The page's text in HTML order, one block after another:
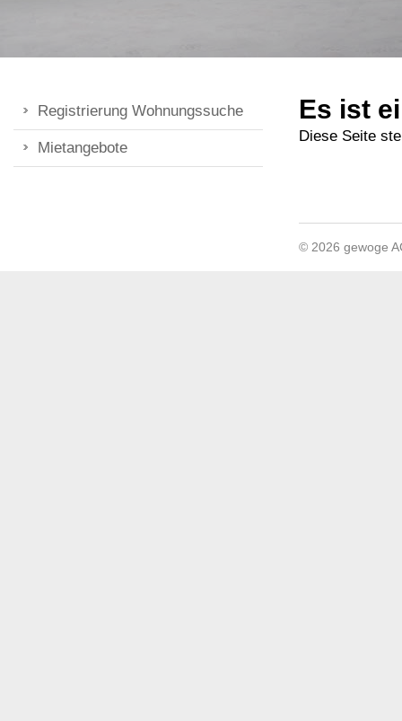
Registrierung Wohnungssuche
Mietangebote
Es ist
Diese Seite
© 2026 gewoge